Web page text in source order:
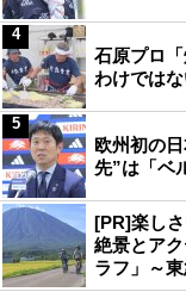
石原プロ
わけでは
4
欧州初の
先”は「ベ
5
[PR]楽し
絶景とア
ラフ」～